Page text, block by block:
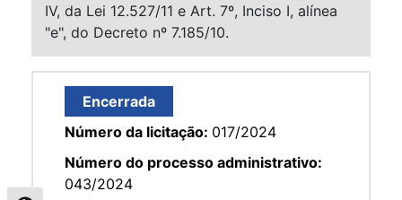
IV, da Lei 12.527/11 e Art. 7º, Inciso I, alínea
"e", do Decreto nº 7.185/10.
Encerrada
Número da licitação: 017/2024
Número do processo administrativo:
043/2024